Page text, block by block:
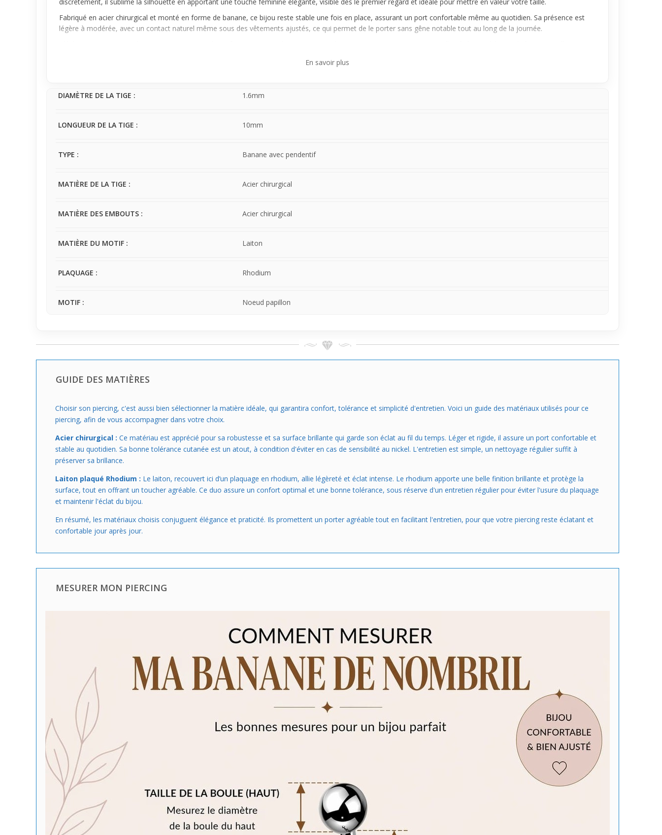
Fabriqué en acier chirurgical et monté en forme de banane, ce bijou reste stable une fois en place, assurant un port confortable même au quotidien. Sa présence est
légère à modérée, avec un contact naturel même sous des vêtements ajustés, ce qui permet de le porter sans gêne notable tout au long de la journée.
En savoir plus
DIAMÈTRE DE LA TIGE : 1.6mm
LONGUEUR DE LA TIGE : 10mm
TYPE : Banane avec pendentif
MATIÈRE DE LA TIGE : Acier chirurgical
MATIÈRE DES EMBOUTS : Acier chirurgical
MATIÈRE DU MOTIF : Laiton
PLAQUAGE : Rhodium
MOTIF : Noeud papillon
GUIDE DES MATIÈRES
Choisir son piercing, c'est aussi bien sélectionner la matière idéale, qui garantira confort, tolérance et simplicité d'entretien. Voici un guide des matériaux utilisés pour ce
piercing, afin de vous accompagner dans votre choix.
Acier chirurgical : Ce matériau est apprécié pour sa robustesse et sa surface brillante qui garde son éclat au fil du temps. Léger et rigide, il assure un port confortable et
stable au quotidien. Sa bonne tolérance cutanée est un atout, à condition d'éviter en cas de sensibilité au nickel. L'entretien est simple, un nettoyage régulier suffit à
préserver sa brillance.
Laiton plaqué Rhodium : Le laiton, recouvert ici d’un plaquage en rhodium, allie légèreté et éclat intense. Le rhodium apporte une belle finition brillante et protège la
surface, tout en offrant un toucher agréable. Ce duo assure un confort optimal et une bonne tolérance, sous réserve d'un entretien régulier pour éviter l'usure du plaquage
et maintenir l'éclat du bijou.
En résumé, les matériaux choisis conjuguent élégance et praticité. Ils promettent un porter agréable tout en facilitant l'entretien, pour que votre piercing reste éclatant et
confortable jour après jour.
MESURER MON PIERCING